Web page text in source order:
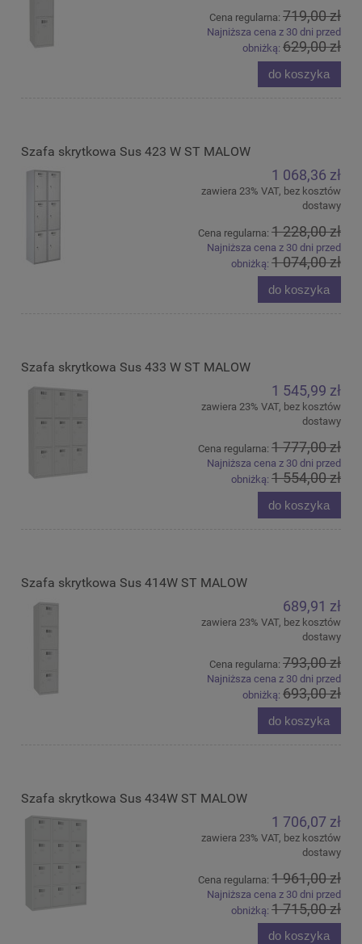
Cena regularna: 719,00 zł
Najniższa cena z 30 dni przed
obniżką: 629,00 zł
do koszyka
Szafa skrytkowa Sus 423 W ST MALOW
1 068,36 zł
zawiera 23% VAT, bez kosztów
dostawy
Cena regularna: 1 228,00 zł
Najniższa cena z 30 dni przed
obniżką: 1 074,00 zł
do koszyka
Szafa skrytkowa Sus 433 W ST MALOW
1 545,99 zł
zawiera 23% VAT, bez kosztów
dostawy
Cena regularna: 1 777,00 zł
Najniższa cena z 30 dni przed
obniżką: 1 554,00 zł
do koszyka
Szafa skrytkowa Sus 414W ST MALOW
689,91 zł
zawiera 23% VAT, bez kosztów
dostawy
Cena regularna: 793,00 zł
Najniższa cena z 30 dni przed
obniżką: 693,00 zł
do koszyka
Szafa skrytkowa Sus 434W ST MALOW
1 706,07 zł
zawiera 23% VAT, bez kosztów
dostawy
Cena regularna: 1 961,00 zł
Najniższa cena z 30 dni przed
obniżką: 1 715,00 zł
do koszyka